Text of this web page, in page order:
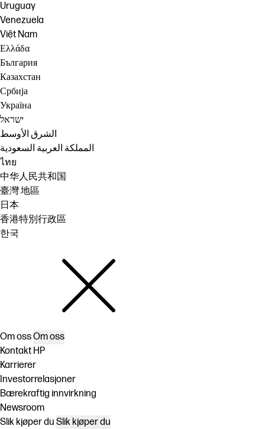
Uruguay
Venezuela
Việt Nam
Ελλάδα
България
Казахстан
Србија
Україна
ישראל
الشرق الأوسط
المملكة العربية السعودية
ไทย
中华人民共和国
臺灣 地區
日本
香港特別行政區
한국
Om ossOm oss
Kontakt HP
Karrierer
Investorrelasjoner
Bærekraftig innvirkning
Newsroom
Slik kjøper du Slik kjøper du